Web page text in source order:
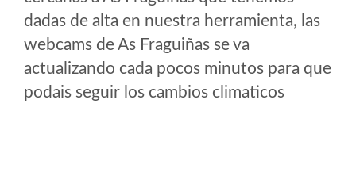
dadas de alta en nuestra herramienta, las
webcams de As Fraguiñas se va
actualizando cada pocos minutos para que
podais seguir los cambios climaticos